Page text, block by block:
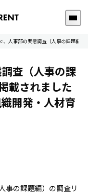
、人事部の実態調査（人事の課題編）
査（人事の課
載されました
織開発・人材育
事の課題編）の調査リ